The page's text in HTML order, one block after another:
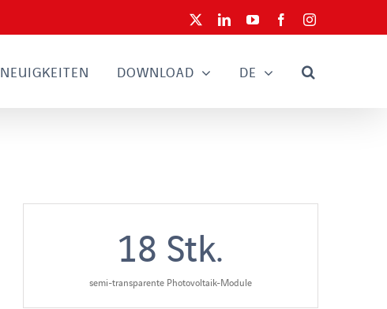
LinkedInYouTubeFacebookInstagram
NEUIGKEITEN DOWNLOAD DE
18 Stk.
semi-transparente Photovoltaik-Module